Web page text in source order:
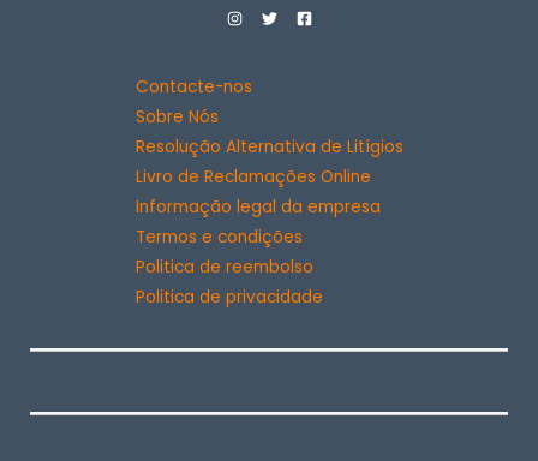
Contacte-nos
Sobre Nós
Resolução Alternativa de Litígios
Livro de Reclamações Online
Informação legal da empresa
Termos e condições
Politica de reembolso
Politica de privacidade